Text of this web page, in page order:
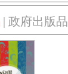
| 政府出版品